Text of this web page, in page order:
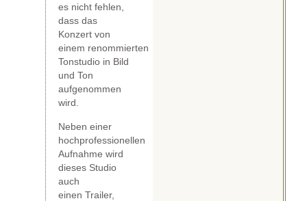
es nicht fehlen,
dass das
Konzert von
einem renommierten
Tonstudio in Bild
und Ton
aufgenommen
wird.
Neben einer
hochprofessionellen
Aufnahme wird
dieses Studio
auch
einen Trailer,